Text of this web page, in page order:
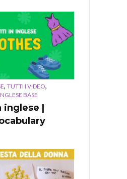
, TUTTI I VIDEO,
BASE
inglese |